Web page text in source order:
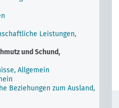
Leistungen,
und Schund,
Allgemein
Beziehungen zum Ausland,